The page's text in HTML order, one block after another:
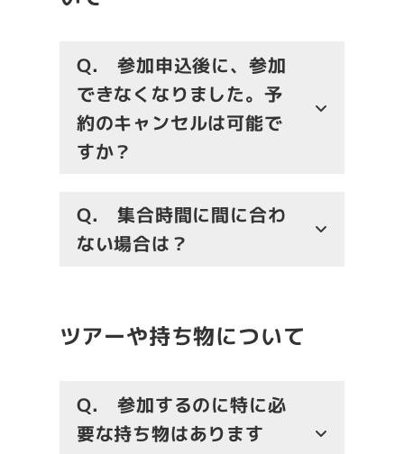
Q.参加申込後に、参加
できなくなりました。予
約のキャンセルは可能で
すか？
Q.集合時間に間に合わ
ない場合は？
ツアーや持ち物について
Q.参加するのに特に必
要な持ち物はあります